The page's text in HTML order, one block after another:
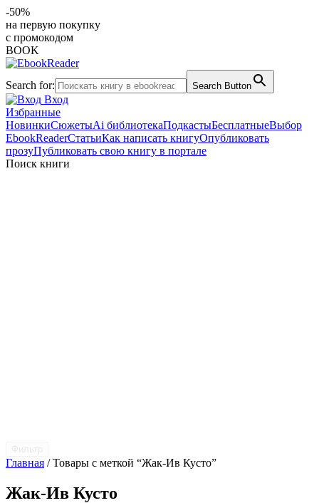
-50%
на первую покупку
с промокодом
BOOK
Search for: Search Button
Вход
Избранные
НовинкиСюжетыAi библиотекаПодкастыБесплатныеВыбор
EbookReaderСтатьиКак написать книгуОпубликовать
прозуПубликовать свою книгу в портале
Поиск книги
Главная / Товары с меткой “Жак-Ив Кусто”
Жак-Ив Кусто